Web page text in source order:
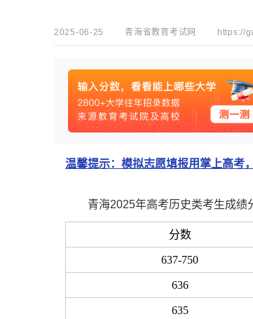
2025-06-25 青海省教育考试网 https://
温馨提示：模拟志愿填报用掌上高考
青海2025年高考历史类考生成绩
分数
637-750
636
635